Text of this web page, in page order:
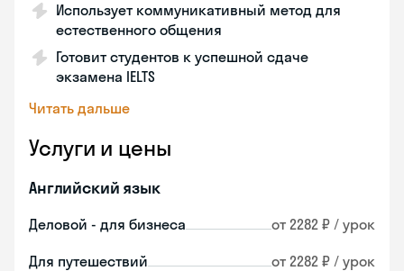
Использует коммуникативный метод для
естественного общения
Готовит студентов к успешной сдаче
экзамена IELTS
Читать дальше
Услуги и цены
Английский язык
Деловой - для бизнеса от 2282 ₽ / урок
Для путешествий от 2282 ₽ / урок